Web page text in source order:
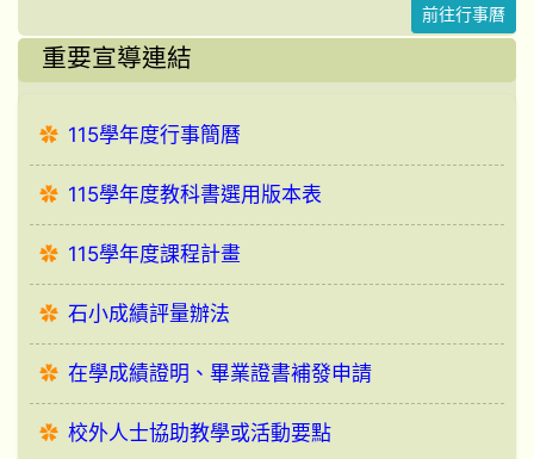
前往行事曆
重要宣導連結
115學年度行事簡曆
115學年度教科書選用版本表
115學年度課程計畫
石小成績評量辦法
在學成績證明、畢業證書補發申請
校外人士協助教學或活動要點